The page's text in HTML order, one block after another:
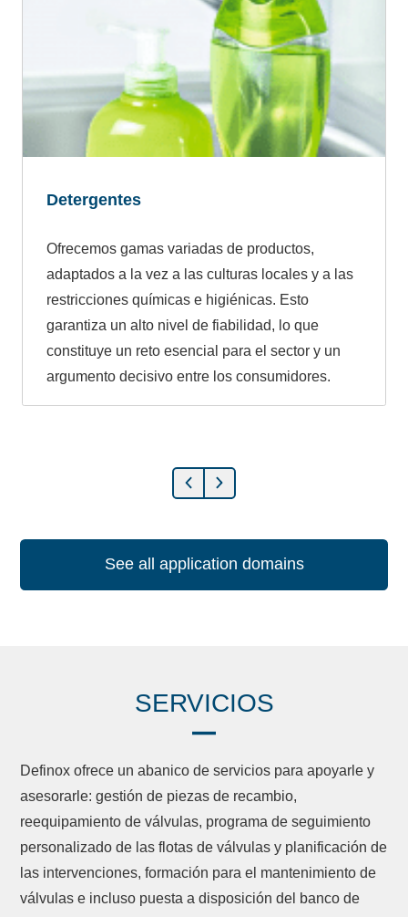
Detergentes
Ofrecemos gamas variadas de productos,
adaptados a la vez a las culturas locales y a las
restricciones químicas e higiénicas. Esto
garantiza un alto nivel de fiabilidad, lo que
constituye un reto esencial para el sector y un
argumento decisivo entre los consumidores.
See all application domains
SERVICIOS
Definox ofrece un abanico de servicios para apoyarle y
asesorarle: gestión de piezas de recambio,
reequipamiento de válvulas, programa de seguimiento
personalizado de las flotas de válvulas y planificación de
las intervenciones, formación para el mantenimiento de
válvulas e incluso puesta a disposición del banco de